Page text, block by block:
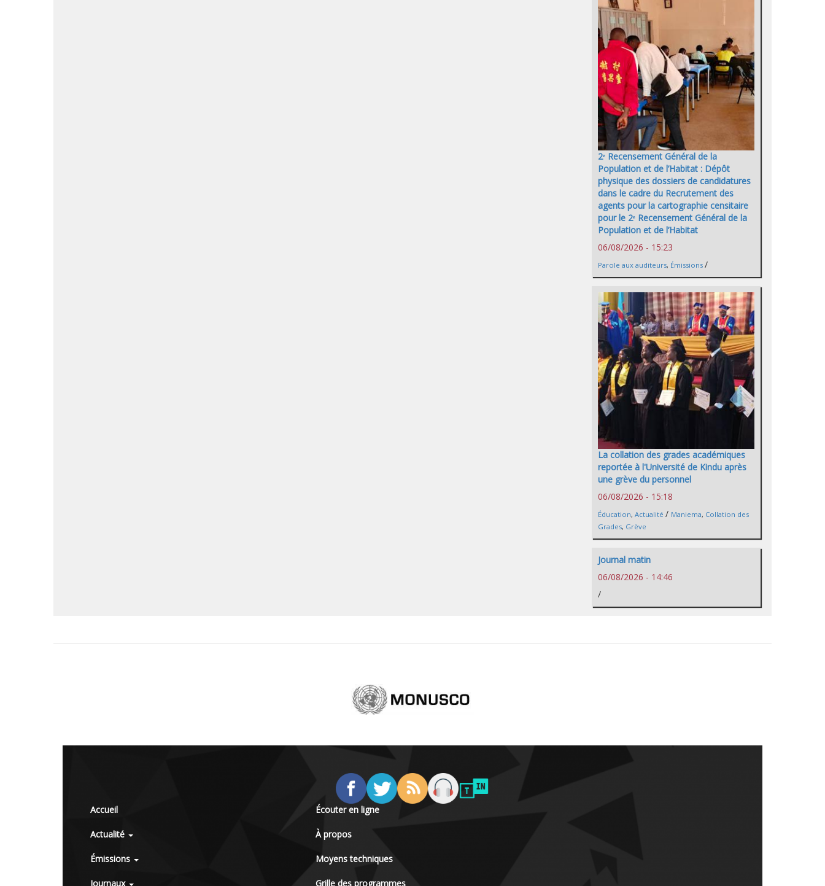
2ᵉ Recensement Général de la
Population et de l’Habitat : Dépôt
physique des dossiers de candidatures
dans le cadre du Recrutement des
agents pour la cartographie censitaire
pour le 2ᵉ Recensement Général de la
Population et de l’Habitat
06/08/2026 - 15:23
Parole aux auditeurs, Émissions /
La collation des grades académiques
reportée à l'Université de Kindu après
une grève du personnel
06/08/2026 - 15:18
Éducation, Actualité / Maniema, Collation des
Grades, Grève
Journal matin
06/08/2026 - 14:46
/
Accueil
Actualité
Émissions
Journaux
Écouter en ligne
À propos
Moyens techniques
Grille des programmes